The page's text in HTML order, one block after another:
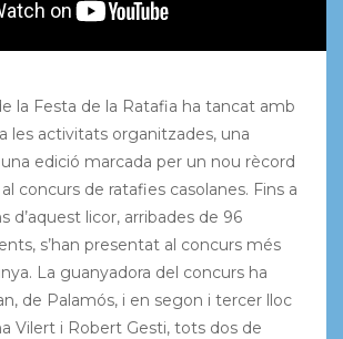
la Festa de la Ratafia ha tancat amb
les activitats organitzades, una
edició marcada per un nou rècord
concurs de ratafies casolanes. Fins a
d’aquest licor, arribades de 96
s’han presentat al concurs més
La guanyadora del concurs ha
de Palamós, i en segon i tercer lloc
Vilert i Robert Gesti, tots dos de